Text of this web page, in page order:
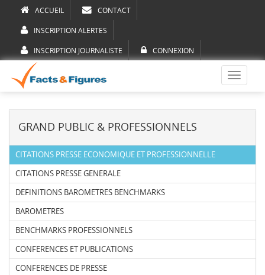
ACCUEIL CONTACT
INSCRIPTION ALERTES
INSCRIPTION JOURNALISTE CONNEXION
Toggle
GRAND PUBLIC & PROFESSIONNELS
CITATIONS PRESSE ECONOMIQUE ET PROFESSIONNELLE
CITATIONS PRESSE GENERALE
DEFINITIONS BAROMETRES BENCHMARKS
BAROMETRES
BENCHMARKS PROFESSIONNELS
CONFERENCES ET PUBLICATIONS
CONFERENCES DE PRESSE